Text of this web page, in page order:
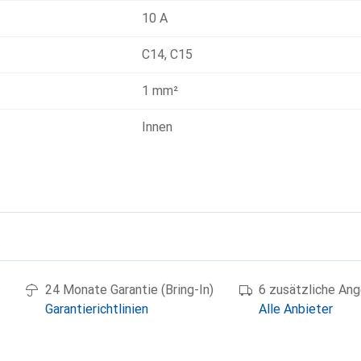
10 A
C14, C15
1 mm²
Innen
24 Monate Garantie (Bring-In)
Garantierichtlinien
6 zusätzliche
Alle Anbieter